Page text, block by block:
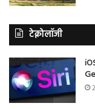
टेक्नोलॉजी